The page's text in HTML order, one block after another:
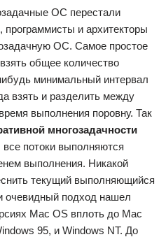
ОС перестали
программисты и архитекторы
ОС. Самое простое
общее количество
минимальный интервал
взять и разделить между
выполнения поровну. Так
многозадачности
потоки выполняются
выполнения. Никакой
текущий выполняющийся
очевидный подход нашел
Mac OS вплоть до Mac
95, и Windows NT. До